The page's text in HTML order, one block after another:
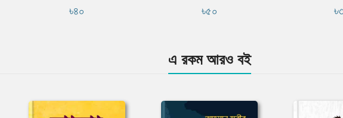
৳৪০ ৳৫০
এ রকম আরও বই